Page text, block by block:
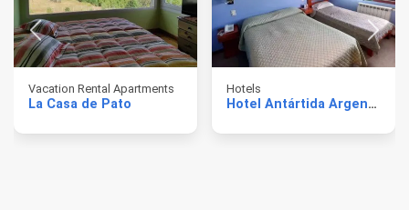
Vacation Rental Apartments
La Casa de Pato
Hotels
Hotel Antártida Argentina